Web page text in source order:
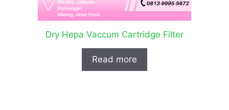
Dry Hepa Vaccum Cartridge Filter
Read more